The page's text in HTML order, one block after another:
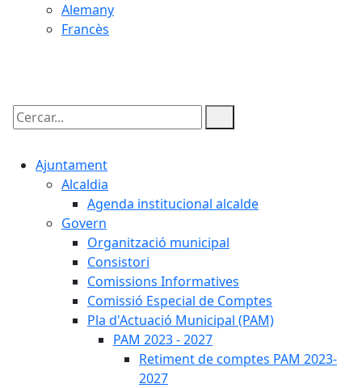
Alemany
Francès
Cercar:
Ajuntament
Alcaldia
Agenda institucional alcalde
Govern
Organització municipal
Consistori
Comissions Informatives
Comissió Especial de Comptes
Pla d'Actuació Municipal (PAM)
PAM 2023 - 2027
Retiment de comptes PAM 2023-
2027